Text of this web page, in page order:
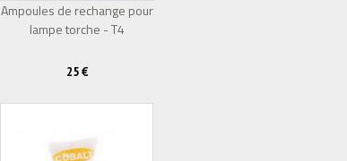
Ampoules de rechange pour
lampe torche - T4
25 €